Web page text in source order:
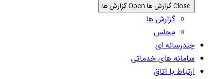
Close گزارش ها Open گزارش ها
گزارش ها
مجلس
چندرسانه ای
سامانه های خدماتی
ارتباط با اتاق